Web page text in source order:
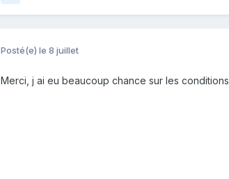
Posté(e) le 8 juillet
Merci, j ai eu beaucoup chance sur les conditions